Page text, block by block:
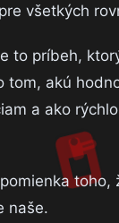
všetkých
to príbeh,
tom, akú
a ako
toho,
naše.